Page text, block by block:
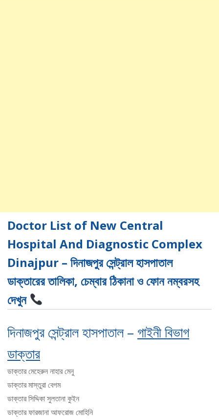
Doctor List of New Central
Hospital And Diagnostic Complex
Dinajpur – দিনাজপুর সেন্ট্রাল হাসপাতাল
ডাক্তারের তালিকা, চেম্বার ঠিকানা ও ফোন নম্বরসহ
দেখুন
দিনাজপুর সেন্ট্রাল হাসপাতাল – গাইনী বিভাগ
ডাক্তার
ডাক্তার মেহেরুন নাহার মেনু
ডাক্তার মাস্তুরা বেগম
ডাক্তার সিদ্দিকা সুলতানা কুইন
ডাক্তার ফারজানা আফরোজ মোহিনি